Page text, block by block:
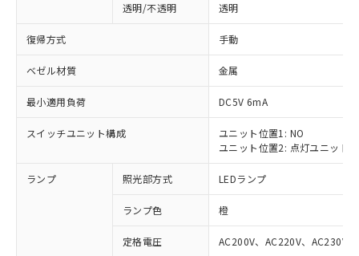
透明/不透明 透明
復帰方式 手動
ベゼル材質 金属
最小適用負荷 DC5V 6mA
スイッチユニット構成
ユニット位置1: NO
ユニット位置2: 点灯ユニット
ランプ 照光部方式 LEDランプ
ランプ色 橙
定格電圧 AC200V、AC220V、AC230V